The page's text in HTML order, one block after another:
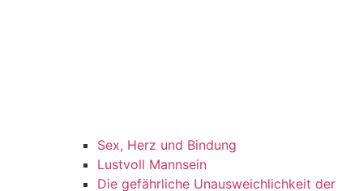
Sex, Herz und Bindung
Lustvoll Mannsein
Die gefährliche Unausweichlichkeit der